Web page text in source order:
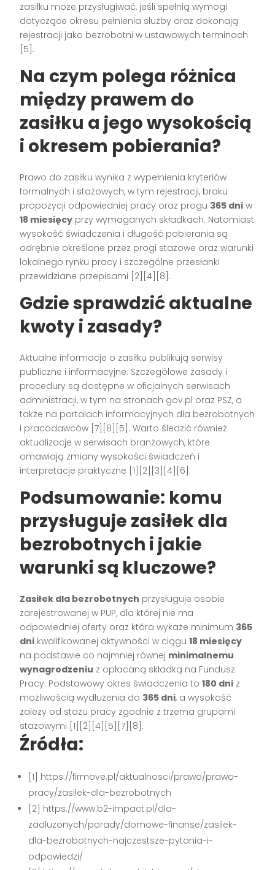
zasiłku może przysługiwać, jeśli spełnią wymogi
dotyczące okresu pełnienia służby oraz dokonają
rejestracji jako bezrobotni w ustawowych terminach
[5].
Na czym polega różnica
między prawem do
zasiłku a jego wysokością
i okresem pobierania?
Prawo do zasiłku wynika z wypełnienia kryteriów
formalnych i stażowych, w tym rejestracji, braku
propozycji odpowiedniej pracy oraz progu 365 dni w
18 miesięcy przy wymaganych składkach. Natomiast
wysokość świadczenia i długość pobierania są
odrębnie określone przez progi stażowe oraz warunki
lokalnego rynku pracy i szczególne przesłanki
przewidziane przepisami [2][4][8].
Gdzie sprawdzić aktualne
kwoty i zasady?
Aktualne informacje o zasiłku publikują serwisy
publiczne i informacyjne. Szczegółowe zasady i
procedury są dostępne w oficjalnych serwisach
administracji, w tym na stronach gov.pl oraz PSZ, a
także na portalach informacyjnych dla bezrobotnych
i pracodawców [7][8][5]. Warto śledzić również
aktualizacje w serwisach branżowych, które
omawiają zmiany wysokości świadczeń i
interpretacje praktyczne [1][2][3][4][6].
Podsumowanie: komu
przysługuje zasiłek dla
bezrobotnych i jakie
warunki są kluczowe?
Zasiłek dla bezrobotnych przysługuje osobie
zarejestrowanej w PUP, dla której nie ma
odpowiedniej oferty oraz która wykaże minimum 365
dni kwalifikowanej aktywności w ciągu18 miesięcy
na podstawie co najmniej równej minimalnemu
wynagrodzeniu z opłacaną składką na Fundusz
Pracy. Podstawowy okres świadczenia to180 dni z
możliwością wydłużenia do 365 dni, a wysokość
zależy od stażu pracy zgodnie z trzema grupami
stażowymi [1][2][4][5][7][8].
Źródła:
[1] https://firmove.pl/aktualnosci/prawo/prawo-
pracy/zasilek-dla-bezrobotnych
[2] https://www.b2-impact.pl/dla-
zadluzonych/porady/domowe-finanse/zasilek-
dla-bezrobotnych-najczestsze-pytania-i-
odpowiedzi/